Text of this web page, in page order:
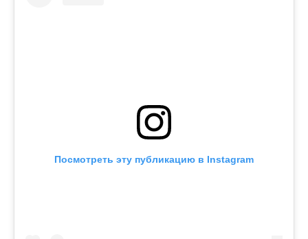
Посмотреть эту публикацию в Instagram